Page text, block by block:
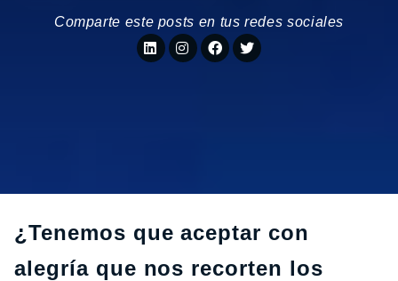
Comparte este posts en tus redes sociales
¿Tenemos que aceptar con
alegría que nos recorten los